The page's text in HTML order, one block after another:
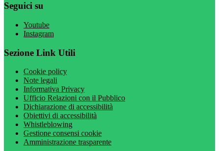
Seguici su
Youtube
Instagram
Sezione Link Utili
Cookie policy
Note legali
Informativa Privacy
Ufficio Relazioni con il Pubblico
Dichiarazione di accessibilità
Obiettivi di accessibilità
Whistleblowing
Gestione consensi cookie
Amministrazione trasparente